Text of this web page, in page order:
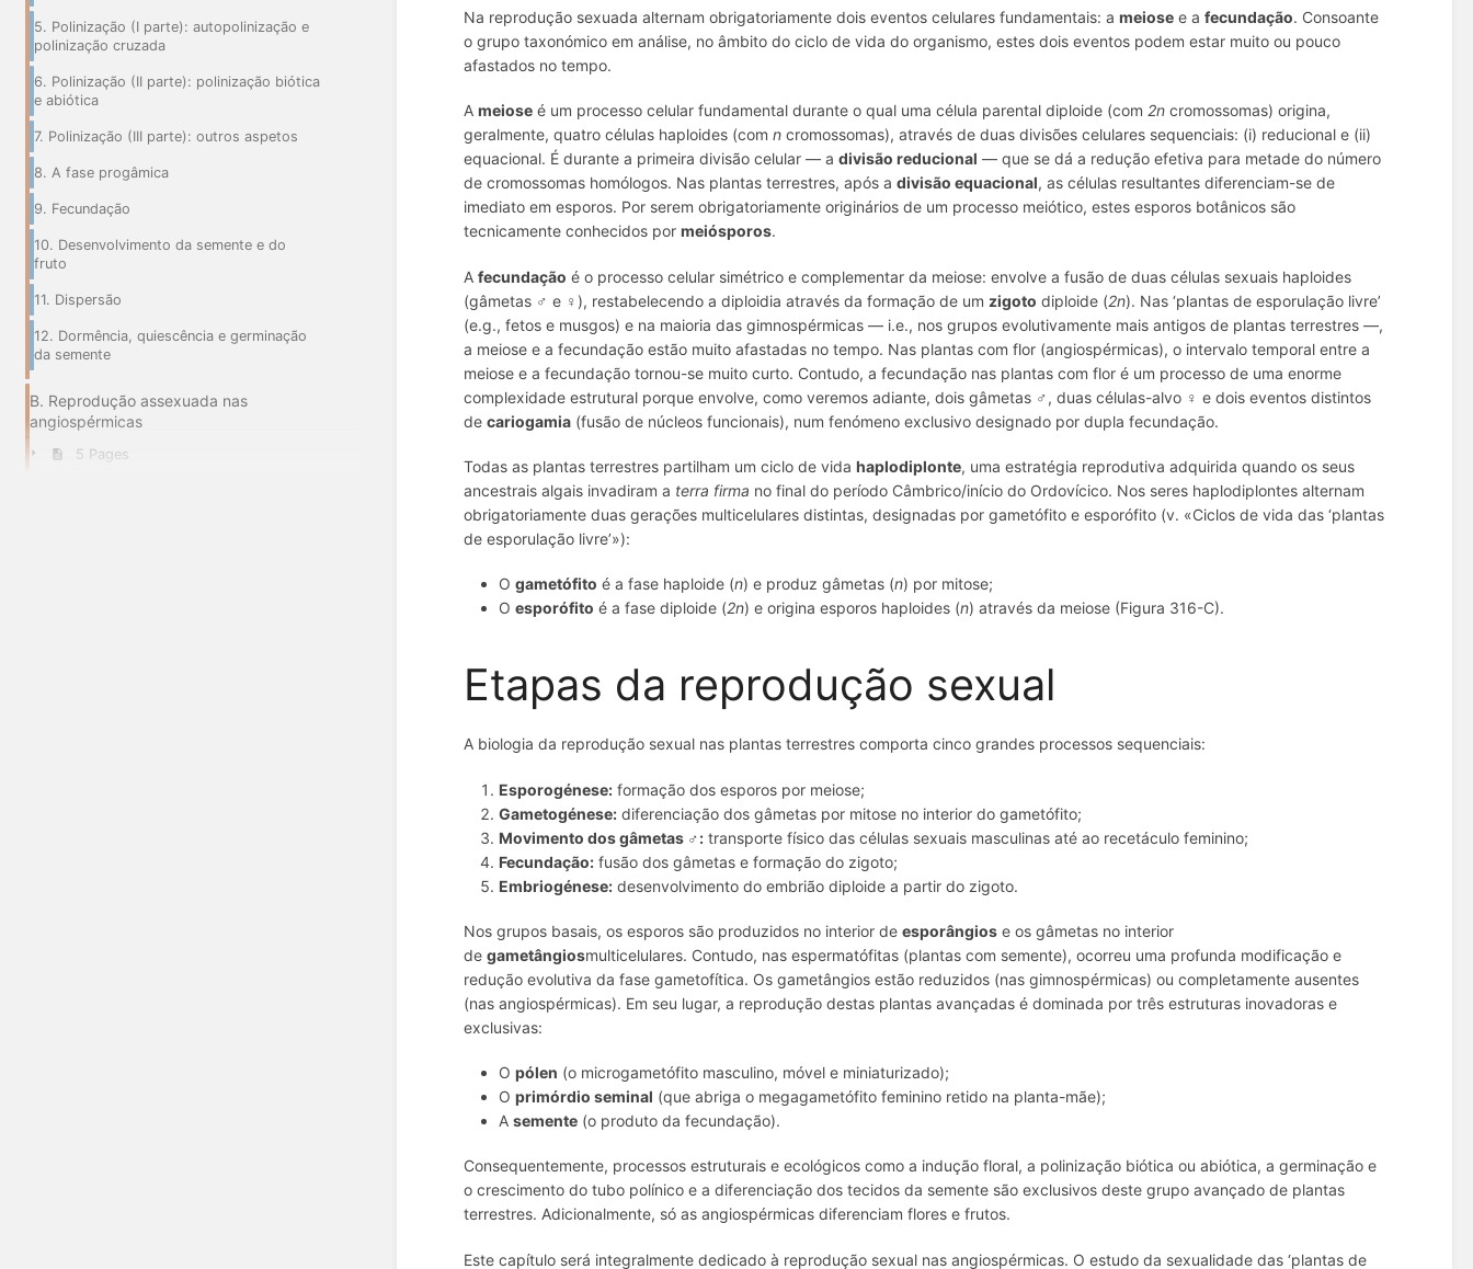
5. Polinização (I parte): autopolinização e
polinização cruzada
6. Polinização (II parte): polinização biótica
e abiótica
7. Polinização (III parte): outros aspetos
8. A fase progâmica
9. Fecundação
10. Desenvolvimento da semente e do
fruto
11. Dispersão
12. Dormência, quiescência e germinação
da semente
B. Reprodução assexuada nas
angiospérmicas
5 Pages
Na reprodução sexuada alternam obrigatoriamente dois eventos celulares fundamentais: ameiose e afecundação. Consoante
o grupo taxonómico em análise, no âmbito do ciclo de vida do organismo, estes dois eventos podem estar muito ou pouco
afastados no tempo.
Ameiose é um processo celular fundamental durante o qual uma célula parental diploide (com2n cromossomas) origina,
geralmente, quatro células haploides (comn cromossomas), através de duas divisões celulares sequenciais: (i) reducional e (ii)
equacional. É durante a primeira divisão celular — adivisão reducional — que se dá a redução efetiva para metade do número
de cromossomas homólogos. Nas plantas terrestres, após adivisão equacional, as células resultantes diferenciam-se de
imediato em esporos. Por serem obrigatoriamente originários de um processo meiótico, estes esporos botânicos são
tecnicamente conhecidos pormeiósporos.
Afecundação é o processo celular simétrico e complementar da meiose: envolve a fusão de duas células sexuais haploides
(gâmetas ♂ e ♀), restabelecendo a diploidia através da formação de um zigoto diploide (2n). Nas ‘plantas de esporulação livre’
(e.g., fetos e musgos) e na maioria das gimnospérmicas — i.e., nos grupos evolutivamente mais antigos de plantas terrestres —,
a meiose e a fecundação estão muito afastadas no tempo. Nas plantas com flor (angiospérmicas), o intervalo temporal entre a
meiose e a fecundação tornou-se muito curto. Contudo, a fecundação nas plantas com flor é um processo de uma enorme
complexidade estrutural porque envolve, como veremos adiante, dois gâmetas ♂, duas células-alvo ♀ e dois eventos distintos
decariogamia (fusão de núcleos funcionais), num fenómeno exclusivo designado por dupla fecundação.
Todas as plantas terrestres partilham um ciclo de vidahaplodiplonte, uma estratégia reprodutiva adquirida quando os seus
ancestrais algais invadiram a terra firma no final do período Câmbrico/início do Ordovícico. Nos seres haplodiplontes alternam
obrigatoriamente duas gerações multicelulares distintas, designadas por gametófito e esporófito (v. «Ciclos de vida das ‘plantas
de esporulação livre’»):
Ogametófito é a fase haploide (n) e produz gâmetas (n) por mitose;
Oesporófito é a fase diploide (2n) e origina esporos haploides (n) através da meiose (Figura 316-C).
Etapas da reprodução sexual
A biologia da reprodução sexual nas plantas terrestres comporta cinco grandes processos sequenciais:
Esporogénese: formação dos esporos por meiose;
Gametogénese: diferenciação dos gâmetas por mitose no interior do gametófito;
Movimento dos gâmetas ♂: transporte físico das células sexuais masculinas até ao recetáculo feminino;
Fecundação: fusão dos gâmetas e formação do zigoto;
Embriogénese: desenvolvimento do embrião diploide a partir do zigoto.
Nos grupos basais, os esporos são produzidos no interior deesporângios e os gâmetas no interior
degametângiosmulticelulares. Contudo, nas espermatófitas (plantas com semente), ocorreu uma profunda modificação e
redução evolutiva da fase gametofítica. Os gametângios estão reduzidos (nas gimnospérmicas) ou completamente ausentes
(nas angiospérmicas). Em seu lugar, a reprodução destas plantas avançadas é dominada por três estruturas inovadoras e
exclusivas:
Opólen (o microgametófito masculino, móvel e miniaturizado);
Oprimórdio seminal (que abriga o megagametófito feminino retido na planta-mãe);
Asemente (o produto da fecundação).
Consequentemente, processos estruturais e ecológicos como a indução floral, a polinização biótica ou abiótica, a germinação e
o crescimento do tubo polínico e a diferenciação dos tecidos da semente são exclusivos deste grupo avançado de plantas
terrestres. Adicionalmente, só as angiospérmicas diferenciam flores e frutos.
Este capítulo será integralmente dedicado à reprodução sexual nas angiospérmicas. O estudo da sexualidade das ‘plantas de